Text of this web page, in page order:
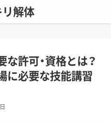
解体
許可・資格とは？
に必要な技能講習